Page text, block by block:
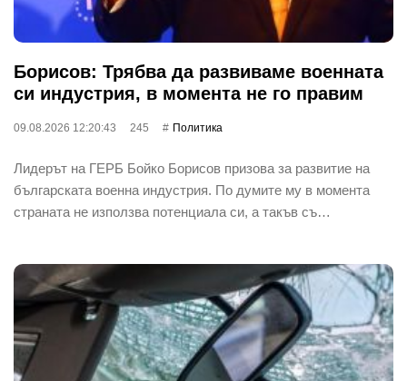
Борисов: Трябва да развиваме военната
си индустрия, в момента не го правим
09.08.2026 12:20:43 245 Политика
Лидерът на ГЕРБ Бойко Борисов призова за развитие на
българската военна индустрия. По думите му в момента
страната не използва потенциала си, а такъв съ…